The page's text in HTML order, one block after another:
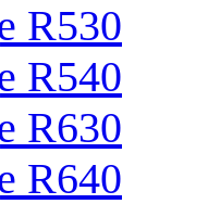
R530
R540
R630
R640